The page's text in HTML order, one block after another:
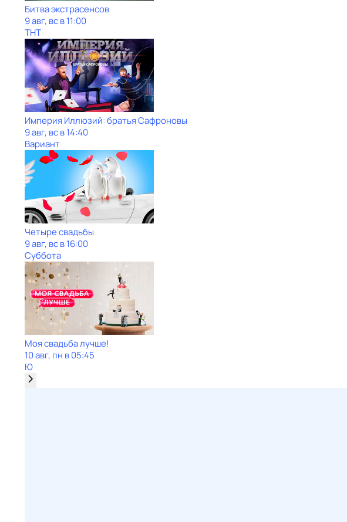
Битва экстрасенсов
9 авг, вс в 11:00
ТНТ
Империя Иллюзий: братья Сафроновы
9 авг, вс в 14:40
Вариант
Четыре свадьбы
9 авг, вс в 16:00
Суббота
Моя свадьба лучше!
10 авг, пн в 05:45
Ю